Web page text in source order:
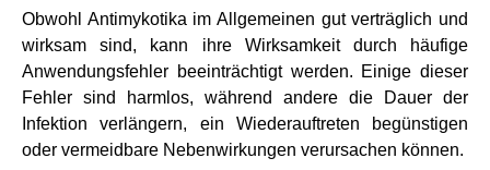
Obwohl Antimykotika im Allgemeinen gut verträglich und
wirksam sind, kann ihre Wirksamkeit durch häufige
Anwendungsfehler beeinträchtigt werden. Einige dieser
Fehler sind harmlos, während andere die Dauer der
Infektion verlängern, ein Wiederauftreten begünstigen
oder vermeidbare Nebenwirkungen verursachen können.